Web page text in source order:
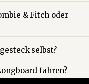
& Fitch oder
selbst?
fahren?